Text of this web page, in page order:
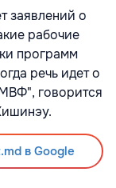
заявлений о
рабочие
программ
речь идет о
говорится
в Google